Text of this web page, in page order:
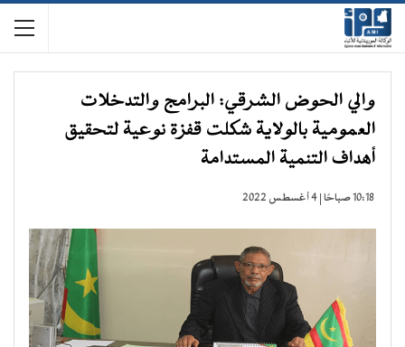
والي الحوض الشرقي: البرامج والتدخلات
العمومية بالولاية شكلت قفزة نوعية لتحقيق
أهداف التنمية المستدامة
10:18 صباحًا | 4 أغسطس 2022